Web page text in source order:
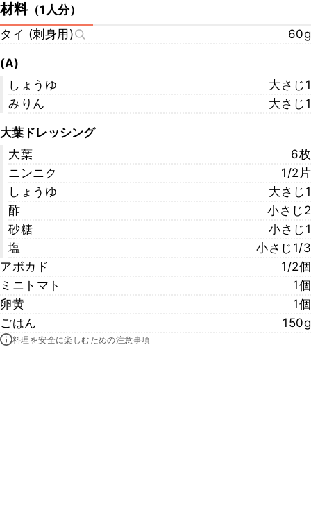
材料（1人分）
タイ (刺身用)
60g
(A)
しょうゆ
大さじ1
みりん
大さじ1
大葉ドレッシング
大葉
6枚
ニンニク
1/2片
しょうゆ
大さじ1
酢
小さじ2
砂糖
小さじ1
塩
小さじ1/3
アボカド
1/2個
ミニトマト
1個
卵黄
1個
ごはん
150g
料理を安全に楽しむための注意事項